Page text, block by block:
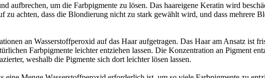
aufbrechen, um die Farbpigmente zu lösen. Das haareigene Keratin wird
zu achten, dass die Blondierung nicht zu stark gewählt wird, und dass mehrere
an Wasserstoffperoxid auf das Haar aufgetragen. Das Haar am Ansatz ist
Farbpigmente leichter entziehen lassen. Die Konzentration an Pigment
weshalb die Pigmente sich dort leichter lösen lassen.